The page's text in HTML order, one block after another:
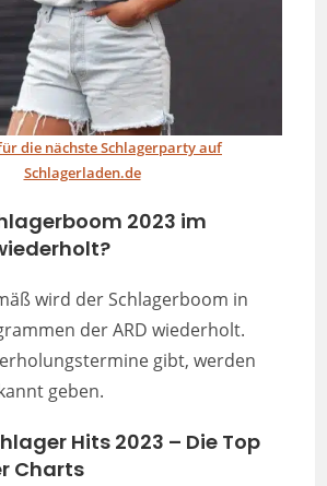
die nächste Schlagerparty auf
Schlagerladen.de
2023 im
wird der Schlagerboom in
der ARD wiederholt.
gibt, werden
geben.
Hits 2023 – Die Top
Charts